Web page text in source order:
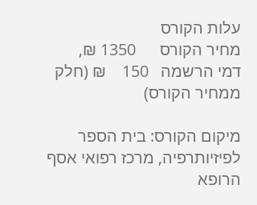
עלות הקורס
מחיר הקורס 1350 ₪,
דמי הרשמה 150 ₪ (חלק
ממחיר הקורס)
מיקום הקורס: בית הספר
לפיזיותרפיה, מרכז רפואי אסף
הרופא